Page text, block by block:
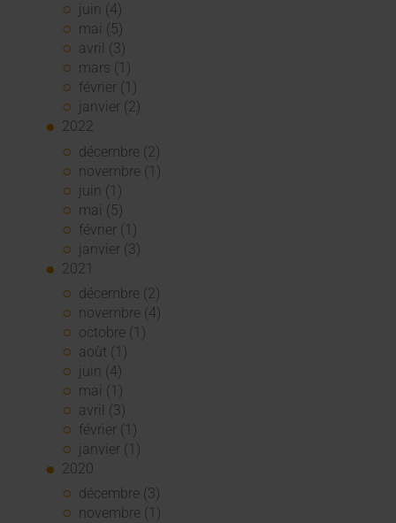
juin (4)
mai (5)
avril (3)
mars (1)
février (1)
janvier (2)
2022
décembre (2)
novembre (1)
juin (1)
mai (5)
février (1)
janvier (3)
2021
décembre (2)
novembre (4)
octobre (1)
août (1)
juin (4)
mai (1)
avril (3)
février (1)
janvier (1)
2020
décembre (3)
novembre (1)